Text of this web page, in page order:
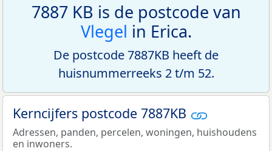
7887 KB is de postcode van
Vlegel in Erica.
De postcode 7887KB heeft de
huisnummerreeks 2 t/m 52.
Kerncijfers postcode 7887KB
Adressen, panden, percelen, woningen, huishoudens
en inwoners.